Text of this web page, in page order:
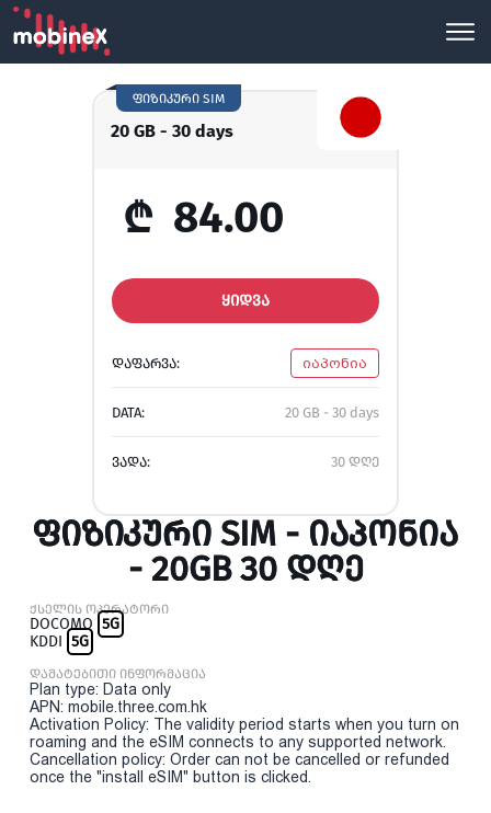
20 GB - 30 days
ფიზიკური SIM
₾ 84.00
ᲧᲘᲓᲕᲐ
ᲓᲐᲤᲐᲠᲕᲐ: იაპონია
DATA: 20 GB - 30 days
ᲕᲐᲓᲐ: 30 დღე
ᲤᲘᲖᲘᲙᲣᲠᲘ SIM - ᲘᲐᲞᲝᲜᲘᲐ
- 20GB 30 ᲓᲦᲔ
ქსელის ოპერატორი
DOCOMO 5G
KDDI 5G
დამატებითი ინფორმაცია
Plan type: Data only
APN: mobile.three.com.hk
Activation Policy: The validity period starts when you turn on
roaming and the eSIM connects to any supported network.
Cancellation policy: Order can not be cancelled or refunded
once the "install eSIM" button is clicked.